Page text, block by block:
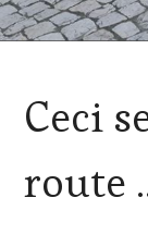
CLUB
TASTING
VOUCHER ,
Ceci
route